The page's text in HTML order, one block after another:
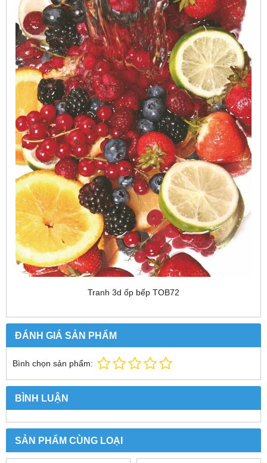
Tranh 3d ốp bếp TOB72
ĐÁNH GIÁ SẢN PHẨM
Bình chọn sản phẩm:
BÌNH LUẬN
SẢN PHẨM CÙNG LOẠI